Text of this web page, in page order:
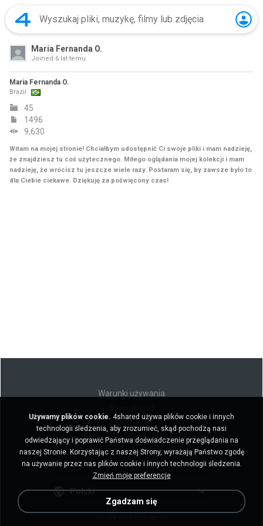
Maria Fernanda O.
Joined 6 lat temu
Maria Fernanda O.
Brazil
45
1496
9,630
Witam na mojej stronie! Chciałbym udostępnić Ci swoje pliki i mam nadzieję,
że znajdziesz tu coś użytecznego. Miłego oglądania mojej kolekcji i mam
nadzieję, że wrócisz tu jeszcze wiele razy. Postaram się, by zawsze było to
dla Ciebie ciekawe. Dziękuję za poświęcony czas!
Warunki używania
Nie sprzedawaj moich danych osobowych
Nie udostępniaj moich danych osobowych
Polski
Używamy plików cookie. 4shared używa plików cookie i innych
technologii śledzenia, aby zrozumieć, skąd pochodzą nasi
odwiedzający i poprawić Państwa doświadczenie przeglądania na
naszej Stronie. Korzystając z naszej Strony, wyrażają Państwo zgodę
na używanie przez nas plików cookie i innych technologii śledzenia.
Zmień moje preferencje
Zgadzam się